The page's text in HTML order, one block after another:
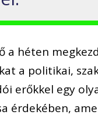
a héten
a politikai,
erőkkel egy
érdekében,